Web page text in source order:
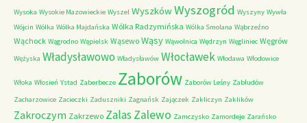
Wysoka Wysokie Mazowieckie Wyszel WyszkówWyszogród Wyszyny Wywła
Wójcin Wólka Wólka Majdańska Wólka Radzymińska Wólka Smolana Wąbrzeźno
Wąchock Wągrodno Wąpielsk Wąsewo Wąsy Wąwolnica Wędrzyn Węgliniec Węgrów
Wężyska Władysławowo Władysławów Włocławek Włodawa Włodowice
Włoka Włosień Ystad Zaberbecze Zaborów Zaborów Leśny Zabłudów
Zacharzowice Zacieczki Zaduszniki Zagnańsk Zajączek Zakliczyn Zaklików
Zakroczym Zakrzewo ZalasZalewo Zamczysko Zamordeje Zarańsko